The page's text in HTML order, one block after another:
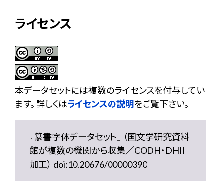
ライセンス
本データセットには複数のライセンスを付与してい
ます。 詳しくはライセンスの説明をご覧下さい。
『篆書字体データセット』 （国文学研究資料
館が複数の機関から収集／CODH・DHII
加工） doi:10.20676/00000390